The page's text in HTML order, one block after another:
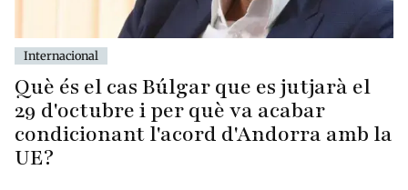
Internacional
Què és el cas Búlgar que es jutjarà el
29 d'octubre i per què va acabar
condicionant l'acord d'Andorra amb la
UE?